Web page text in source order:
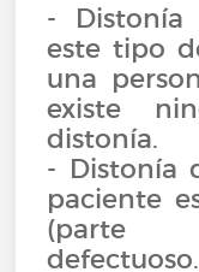
- Distonía
este tipo
una
existe
distonía.
- Distonía
paciente
(parte